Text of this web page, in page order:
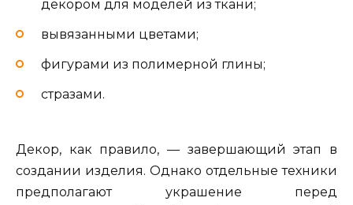
декором для моделей из ткани;
вывязанными цветами;
фигурами из полимерной глины;
стразами.
Декор, как правило, — завершающий этап в
создании изделия. Однако отдельные техники
предполагают украшение перед